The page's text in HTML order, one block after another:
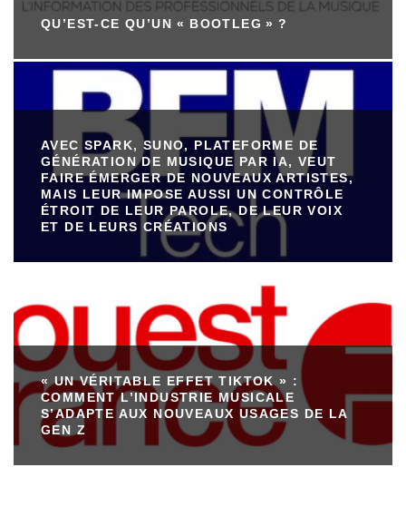
QU’EST-CE QU’UN « BOOTLEG » ?
AVEC SPARK, SUNO, PLATEFORME DE
GÉNÉRATION DE MUSIQUE PAR IA, VEUT
FAIRE ÉMERGER DE NOUVEAUX ARTISTES,
MAIS LEUR IMPOSE AUSSI UN CONTRÔLE
ÉTROIT DE LEUR PAROLE, DE LEUR VOIX
ET DE LEURS CRÉATIONS
« UN VÉRITABLE EFFET TIKTOK » :
COMMENT L’INDUSTRIE MUSICALE
S’ADAPTE AUX NOUVEAUX USAGES DE LA
GEN Z